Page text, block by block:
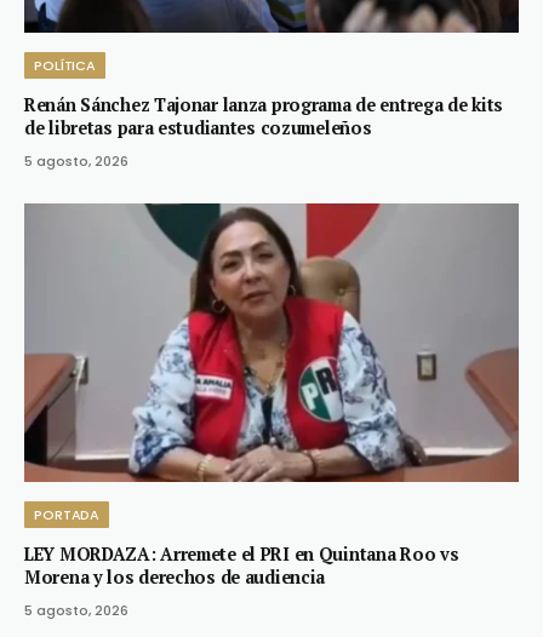
POLÍTICA
Renán Sánchez Tajonar lanza programa de entrega de kits
de libretas para estudiantes cozumeleños
5 agosto, 2026
PORTADA
LEY MORDAZA: Arremete el PRI en Quintana Roo vs
Morena y los derechos de audiencia
5 agosto, 2026